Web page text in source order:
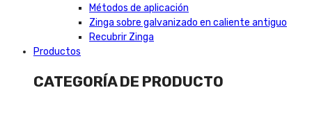
Métodos de aplicación
Zinga sobre galvanizado en caliente antiguo
Recubrir Zinga
Productos
CATEGORÍA DE PRODUCTO